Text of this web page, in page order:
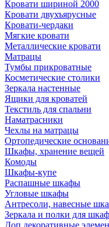
Кровати шириной 2000
Кровати двухъярусные
Кровати-чердаки
Мягкие кровати
Металлические кровати
Матрацы
Тумбы прикроватные
Косметические столики
Зеркала настенные
Ящики для кроватей
Текстиль для спальни
Наматрасники
Чехлы на матрацы
Ортопедические
Шкафы, хранение вещей
Комоды
Шкафы-купе
Распашные шкафы
Угловые шкафы
Антресоли, навесные
Зеркала и полки для
Доп.декоративные